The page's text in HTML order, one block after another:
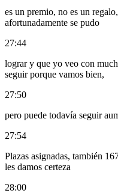
es un premio, no es un
afortunadamente se pudo
27:44
lograr y que yo veo con
seguir porque vamos bien,
27:50
pero puede todavía seguir
27:54
Plazas asignadas, también
les damos certeza
28:00